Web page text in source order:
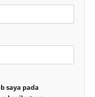
saya pada